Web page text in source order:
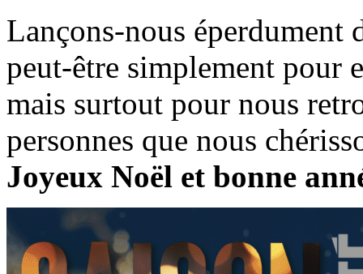
Lançons-nous éperdument
peut-être simplement pour
mais surtout pour nous
personnes que nous
Joyeux Noël et bonne